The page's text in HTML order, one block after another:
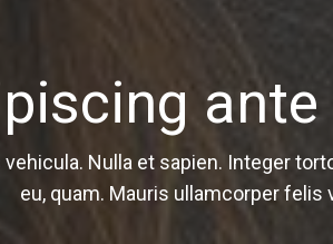
Nulla et sapien. Integer
eu, quam. Mauris ullamcorper felis